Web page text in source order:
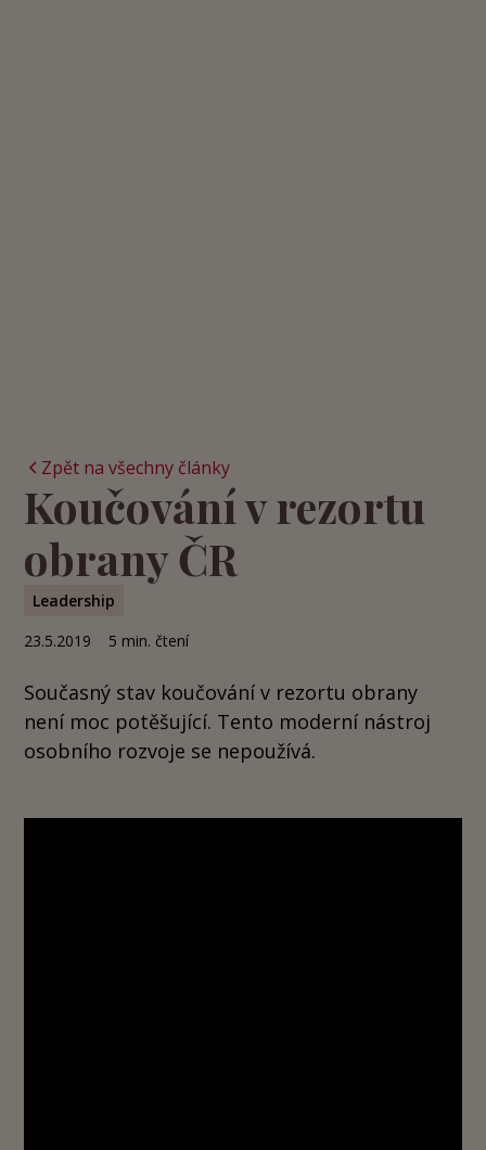
Zpět na všechny články
Koučování v rezortu
obrany ČR
Leadership
23.5.2019
5 min. čtení
Současný stav koučování v rezortu obrany
není moc potěšující. Tento moderní nástroj
osobního rozvoje se nepoužívá.